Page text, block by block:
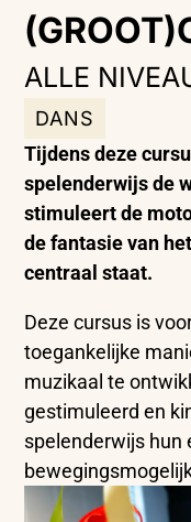
ALLE
DANS
Tijdens deze
spelenderwijs de
stimuleert de
de fantasie van
centraal staat.
Deze cursus is
toegankelijke
muzikaal te
gestimuleerd en
spelenderwijs hun